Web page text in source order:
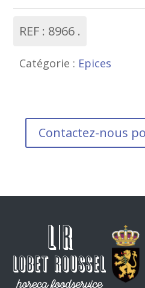
REF : 8966
Catégorie : Epices
Contactez-nous